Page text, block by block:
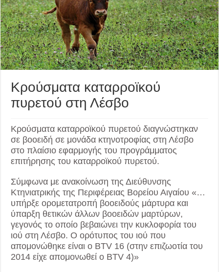
Κρούσματα καταρροϊκού
πυρετού στη Λέσβο
Κρούσματα καταρροϊκού πυρετού διαγνώστηκαν
σε βοοειδή σε μονάδα κτηνοτροφίας στη Λέσβο
στο πλαίσιο εφαρμογής του προγράμματος
επιτήρησης του καταρροϊκού πυρετού.
Σύμφωνα με ανακοίνωση της Διεύθυνσης
Κτηνιατρικής της Περιφέρειας Βορείου Αιγαίου «…
υπήρξε ορομετατροπή βοοειδούς μάρτυρα και
ύπαρξη θετικών άλλων βοοειδών μαρτύρων,
γεγονός το οποίο βεβαιώνει την κυκλοφορία του
ιού στη Λέσβο. Ο ορότυπος του ιού που
απομονώθηκε είναι ο BTV 16 (στην επιζωοτία του
2014 είχε απομονωθεί ο BTV 4)»